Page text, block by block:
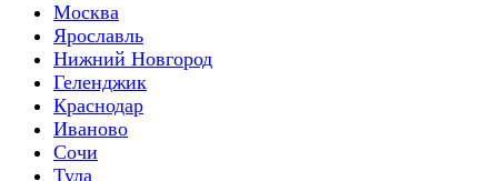
Москва
Ярославль
Нижний Новгород
Геленджик
Краснодар
Иваново
Сочи
Тула